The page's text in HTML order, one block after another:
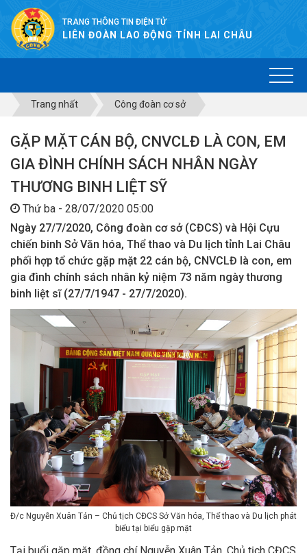
TRANG THÔNG TIN ĐIỆN TỬ
LIÊN ĐOÀN LAO ĐỘNG TỈNH LAI CHÂU
Trang nhất Công đoàn cơ sở
GẶP MẶT CÁN BỘ, CNVCLĐ LÀ CON, EM
GIA ĐÌNH CHÍNH SÁCH NHÂN NGÀY
THƯƠNG BINH LIỆT SỸ
Thứ ba - 28/07/2020 05:00
Ngày 27/7/2020, Công đoàn cơ sở (CĐCS) và Hội Cựu
chiến binh Sở Văn hóa, Thể thao và Du lịch tỉnh Lai Châu
phối hợp tổ chức gặp mặt 22 cán bộ, CNVCLĐ là con, em
gia đình chính sách nhân kỷ niệm 73 năm ngày thương
binh liệt sĩ (27/7/1947 - 27/7/2020).
Đ/c Nguyễn Xuân Tản – Chủ tịch CĐCS Sở Văn hóa, Thể thao và Du lịch phát
biểu tại biểu gặp mặt